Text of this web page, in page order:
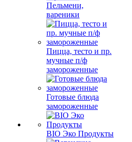
Пельмени,
вареники
Пицца, тесто и пр.
мучные п/ф
замороженные
Готовые блюда
замороженные
BIO Эко Продукты